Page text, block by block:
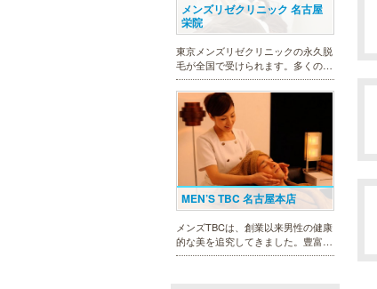
メンズリゼクリニック 名古屋
栄院
東京メンズリゼクリニックの永久脱
毛が全国で受けられます。多くの男
性患者様にご支持頂き、新宿1院か
ら始まったメンズリゼクリニック
が、現在では提携院含め全国10院を
展開するクリニックになりました。
MEN’S TBC 名古屋本店
メンズTBCは、創業以来男性の健康
的な美を追究してきました。豊富な
脱毛メニューを始め、フェイシャル